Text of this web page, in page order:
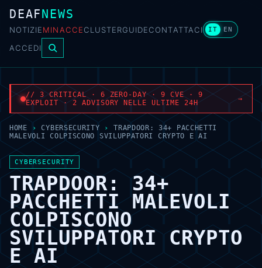
DEAFNEWS
NOTIZIEMINACCECLUSTERGUIDECONTATTACI IT EN
ACCEDI
// 3 CRITICAL · 6 ZERO-DAY · 9 CVE · 9
EXPLOIT · 2 ADVISORY NELLE ULTIME 24H
→
HOME › CYBERSECURITY ›
TRAPDOOR: 34+ PACCHETTI
MALEVOLI COLPISCONO SVILUPPATORI CRYPTO E AI
CYBERSECURITY
TRAPDOOR: 34+
PACCHETTI MALEVOLI
COLPISCONO
SVILUPPATORI CRYPTO
E AI